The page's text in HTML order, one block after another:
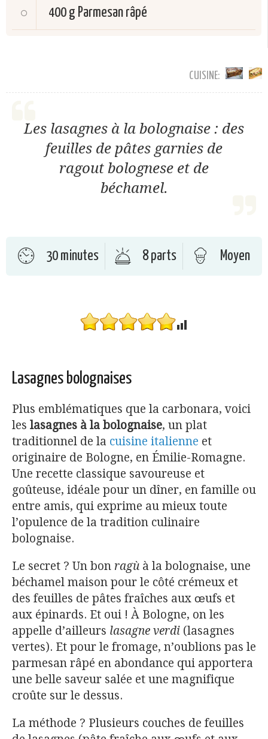
400 g Parmesan râpé
CUISINE:
Les lasagnes à la bolognaise : des
feuilles de pâtes garnies de
ragout bolognese et de
béchamel.
30 minutes 8 parts Moyen
Lasagnes bolognaises
Plus emblématiques que la carbonara, voici
les lasagnes à la bolognaise, un plat
traditionnel de la cuisine italienne et
originaire de Bologne, en Émilie-Romagne.
Une recette classique savoureuse et
goûteuse, idéale pour un dîner, en famille ou
entre amis, qui exprime au mieux toute
l’opulence de la tradition culinaire
bolognaise.
Le secret ? Un bon ragù à la bolognaise, une
béchamel maison pour le côté crémeux et
des feuilles de pâtes fraîches aux œufs et
aux épinards. Et oui ! À Bologne, on les
appelle d’ailleurs lasagne verdi (lasagnes
vertes). Et pour le fromage, n’oublions pas le
parmesan râpé en abondance qui apportera
une belle saveur salée et une magnifique
croûte sur le dessus.
La méthode ? Plusieurs couches de feuilles